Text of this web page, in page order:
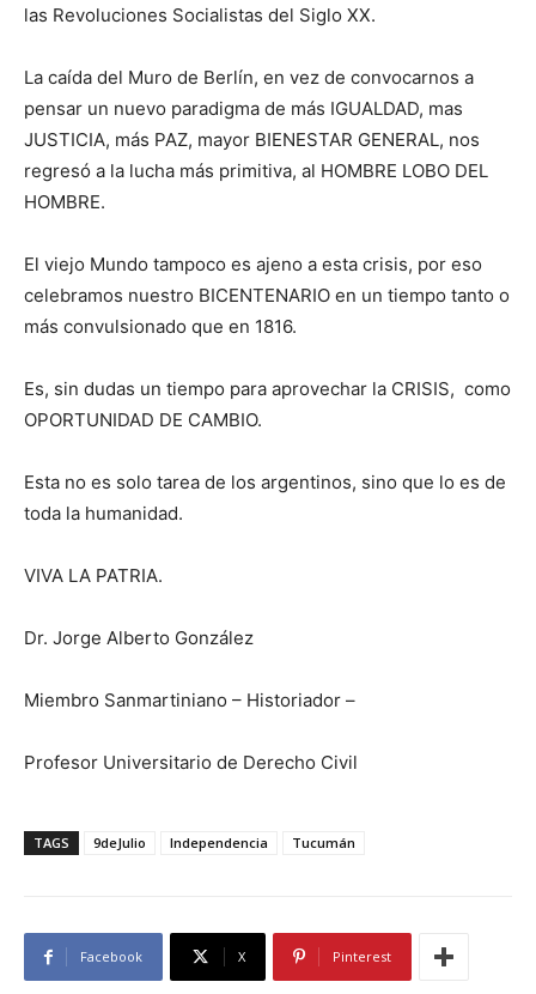
las Revoluciones Socialistas del Siglo XX.
La caída del Muro de Berlín, en vez de convocarnos a
pensar un nuevo paradigma de más IGUALDAD, mas
JUSTICIA, más PAZ, mayor BIENESTAR GENERAL, nos
regresó a la lucha más primitiva, al HOMBRE LOBO DEL
HOMBRE.
El viejo Mundo tampoco es ajeno a esta crisis, por eso
celebramos nuestro BICENTENARIO en un tiempo tanto o
más convulsionado que en 1816.
Es, sin dudas un tiempo para aprovechar la CRISIS, como
OPORTUNIDAD DE CAMBIO.
Esta no es solo tarea de los argentinos, sino que lo es de
toda la humanidad.
VIVA LA PATRIA.
Dr. Jorge Alberto González
Miembro Sanmartiniano – Historiador –
Profesor Universitario de Derecho Civil
TAGS 9deJulio Independencia Tucumán
Facebook X Pinterest